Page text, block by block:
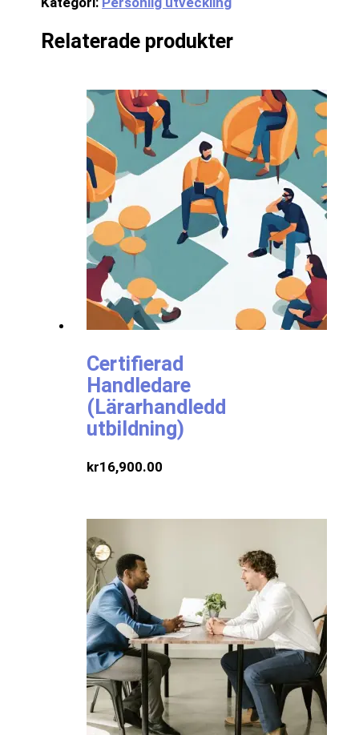
Relaterade produkter
Certifierad
Handledare
(Lärarhandledd
utbildning)
kr16,900.00